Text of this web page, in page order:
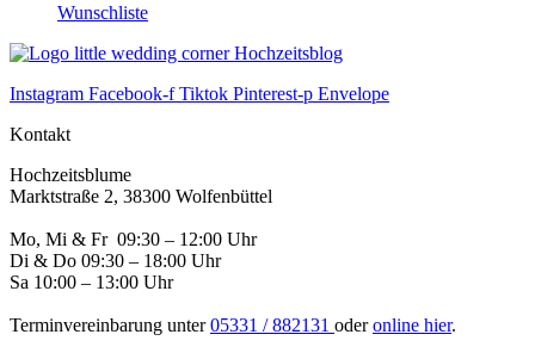
Wunschliste
Instagram Facebook-f Tiktok Pinterest-p Envelope
Kontakt
Hochzeitsblume
Marktstraße 2, 38300 Wolfenbüttel
Mo, Mi & Fr 09:30 – 12:00 Uhr
Di & Do 09:30 – 18:00 Uhr
Sa 10:00 – 13:00 Uhr
Terminvereinbarung unter05331 / 882131 oderonline hier.